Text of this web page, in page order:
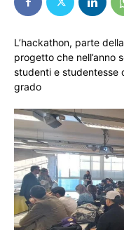
L’hackathon, parte
progetto che nell’anno
studenti e studentesse
grado